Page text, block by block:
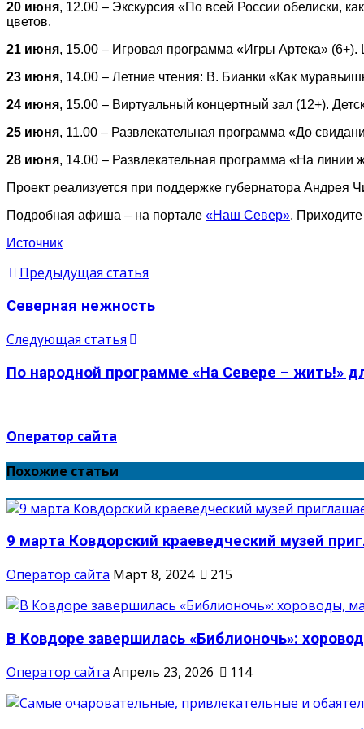
20 июня, 12.00 – Экскурсия «По всей России обелиски,
цветов.
21 июня, 15.00 – Игровая программа «Игры Артека» (6+).
23 июня, 14.00 – Летние чтения: В. Бианки «Как
24 июня, 15.00 – Виртуальный концертный зал (12+).
25 июня, 11.00 – Развлекательная программа «До
28 июня, 14.00 – Развлекательная программа «На линии
Проект реализуется при поддержке губернатора Андрея
Подробная афиша – на портале «Наш Север».
Источник
Предыдущая статья
Северная нежность
Следующая статья
По народной программе «На Севере – жить!»
Оператор сайта
Похожие статьи
9 марта Ковдорский краеведческий музей
Оператор сайта Март 8, 2024 215
В Ковдоре завершилась «Библионочь»:
Оператор сайта Апрель 23, 2026 114